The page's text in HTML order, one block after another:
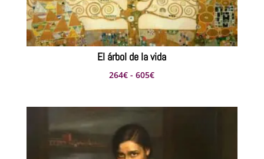
El árbol de la vida
264€ - 605€Rango
precios: